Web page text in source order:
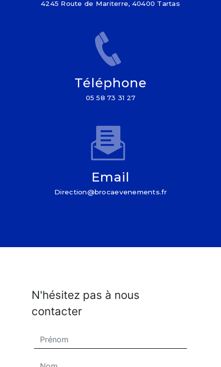
4245 Route de Mariterre, 40400 Tartas
Téléphone
05 58 73 31 27
Email
direction@brocaevenements.fr
N'hésitez pas à nous
contacter